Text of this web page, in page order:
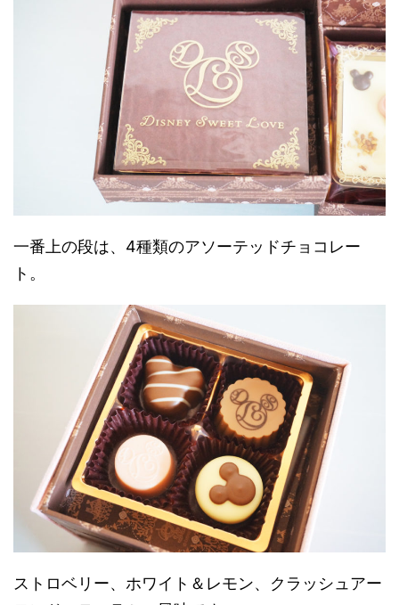
一番上の段は、4種類のアソーテッドチョコレー
ト。
ストロベリー、ホワイト＆レモン、クラッシュアー